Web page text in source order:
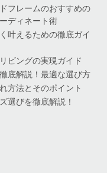
フレームのおすすめの
ディネート術
叶えるための徹底ガイ
ビングの実現ガイド
底解説！最適な選び方
方法とそのポイント
選びを徹底解説！